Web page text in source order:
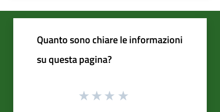
Quanto sono chiare le informazioni
su questa pagina?